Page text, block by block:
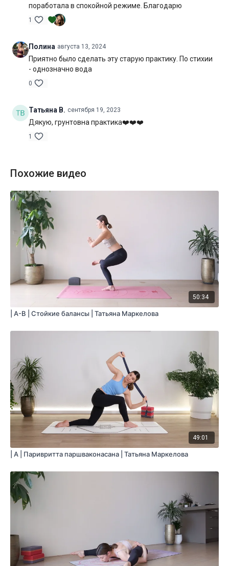
Оборудование:может понадобиться блок для йоги
Продолжительность:
поработала в спокойной режиме. Благодарю
1
Полина августа 13, 2024
Приятно было сделать эту старую практику. По стихии
- однозначно вода
0
Татьяна В. сентября 19, 2023
Дякую, грунтовна практика❤️❤️❤️
1
Похожие видео
50:34
| A-B | Стойкие балансы | Татьяна Маркелова
49:01
| A | Паривритта паршваконасана | Татьяна Маркелова